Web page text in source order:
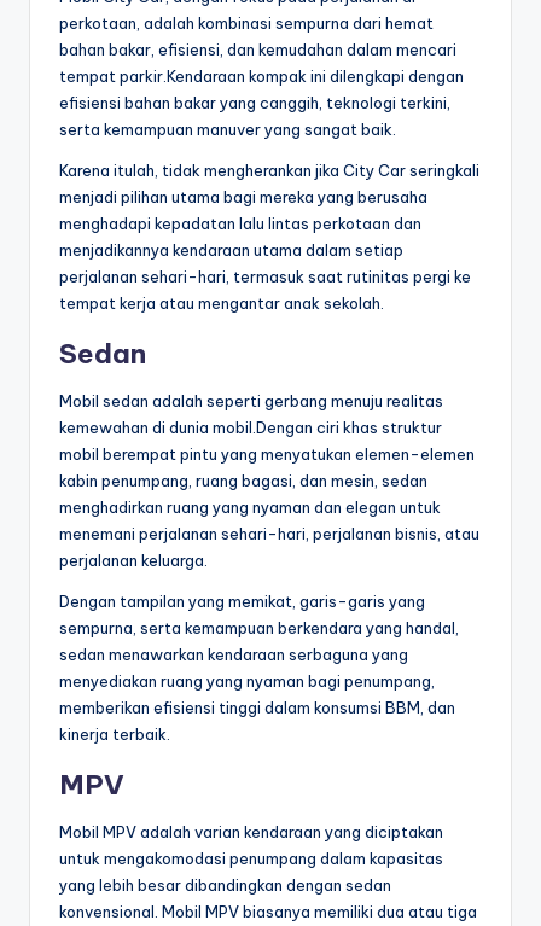
perkotaan, adalah kombinasi sempurna dari hemat
bahan bakar, efisiensi, dan kemudahan dalam mencari
tempat parkir.Kendaraan kompak ini dilengkapi dengan
efisiensi bahan bakar yang canggih, teknologi terkini,
serta kemampuan manuver yang sangat baik.
Karena itulah, tidak mengherankan jika City Car seringkali
menjadi pilihan utama bagi mereka yang berusaha
menghadapi kepadatan lalu lintas perkotaan dan
menjadikannya kendaraan utama dalam setiap
perjalanan sehari-hari, termasuk saat rutinitas pergi ke
tempat kerja atau mengantar anak sekolah.
Sedan
Mobil sedan adalah seperti gerbang menuju realitas
kemewahan di dunia mobil.Dengan ciri khas struktur
mobil berempat pintu yang menyatukan elemen-elemen
kabin penumpang, ruang bagasi, dan mesin, sedan
menghadirkan ruang yang nyaman dan elegan untuk
menemani perjalanan sehari-hari, perjalanan bisnis, atau
perjalanan keluarga.
Dengan tampilan yang memikat, garis-garis yang
sempurna, serta kemampuan berkendara yang handal,
sedan menawarkan kendaraan serbaguna yang
menyediakan ruang yang nyaman bagi penumpang,
memberikan efisiensi tinggi dalam konsumsi BBM, dan
kinerja terbaik.
MPV
Mobil MPV adalah varian kendaraan yang diciptakan
untuk mengakomodasi penumpang dalam kapasitas
yang lebih besar dibandingkan dengan sedan
konvensional. Mobil MPV biasanya memiliki dua atau tiga